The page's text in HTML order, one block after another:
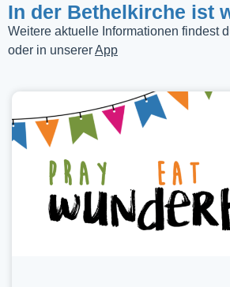
In der Bethelkirche ist
Weitere aktuelle Informationen findest
oder in unsererApp